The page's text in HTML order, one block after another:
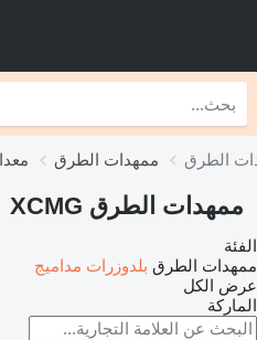
ممهدات الطرق
ممهدات الطرق XCMG
الفئة
ممهدات الطرق بلدوزرات مداميج
عرض الكل
الماركة